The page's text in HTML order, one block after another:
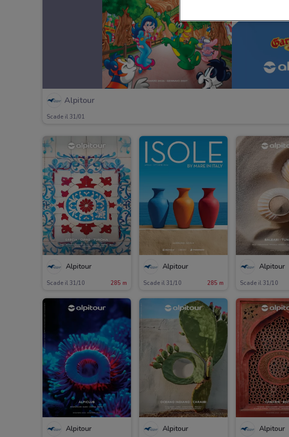
Alpitour
Scade il 31/01
Alpitour
Scade il 31/10 285 m
Alpitour
Scade il 31/10 285 m
Alpitour
Scade il 31/10
Alpitour Alpitour Alpitour